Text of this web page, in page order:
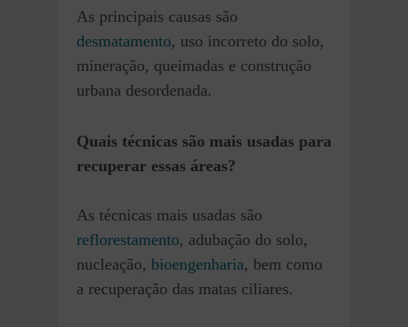
As principais causas são
desmatamento, uso incorreto do solo,
mineração, queimadas e construção
urbana desordenada.
Quais técnicas são mais usadas para
recuperar essas áreas?
As técnicas mais usadas são
reflorestamento, adubação do solo,
nucleação, bioengenharia, bem como
a recuperação das matas ciliares.